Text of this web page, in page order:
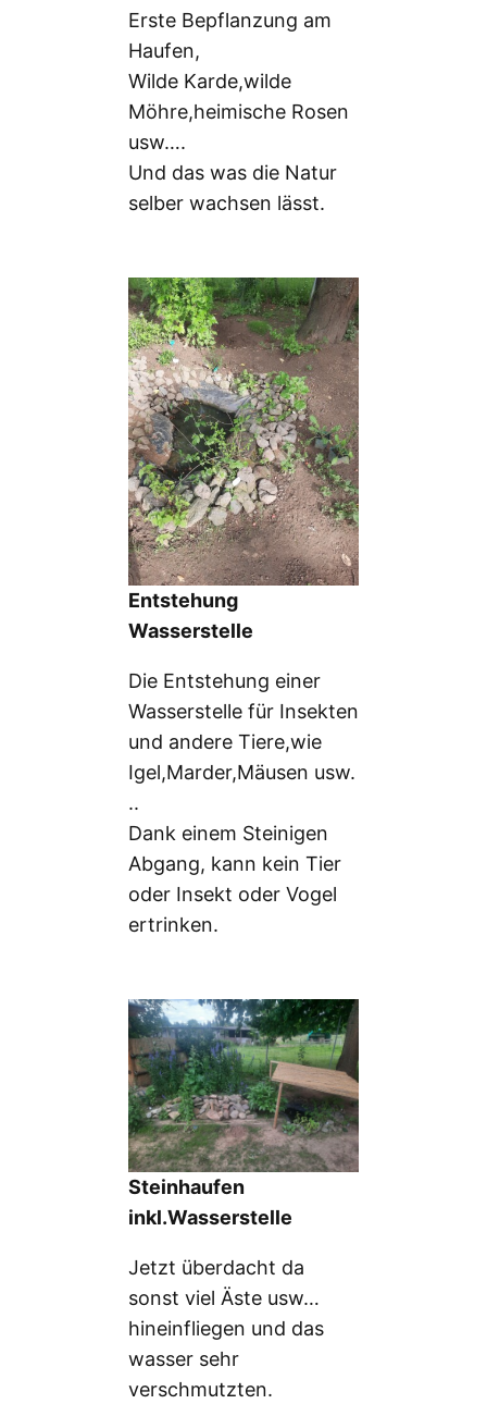
Erste Bepflanzung am
Haufen,
Wilde Karde,wilde
Möhre,heimische Rosen
usw….
Und das was die Natur
selber wachsen lässt.
Entstehung
Wasserstelle
Die Entstehung einer
Wasserstelle für Insekten
und andere Tiere,wie
Igel,Marder,Mäusen usw.
..
Dank einem Steinigen
Abgang, kann kein Tier
oder Insekt oder Vogel
ertrinken.
Steinhaufen
inkl.Wasserstelle
Jetzt überdacht da
sonst viel Äste usw…
hineinfliegen und das
wasser sehr
verschmutzten.